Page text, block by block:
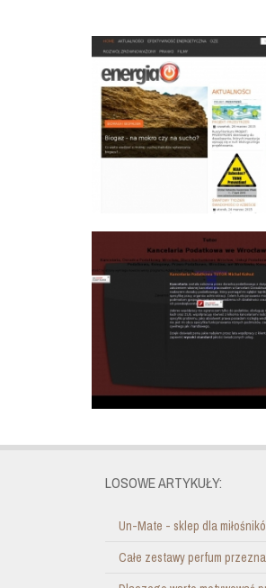
LOSOWE ARTYKUŁY:
Un-Mate - sklep dla
Całe zestawy perfum